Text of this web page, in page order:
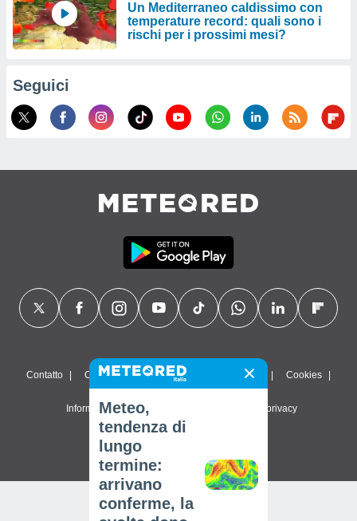
Un Mediterraneo caldissimo con
temperature record: quali sono i
rischi per i prossimi mesi?
Seguici
Contatto Chi siamo FAQ Termini di utilizzo Cookies
Informativa sulla privacy Impostazioni sulla privacy
© 2026 Meteored. Tutti i diritti riservati
Meteo,
tendenza di
lungo
termine:
arrivano
conferme, la